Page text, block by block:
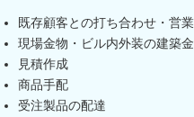
既存顧客との打ち合わせ・営
現場金物・ビル内外装の建築
見積作成
商品手配
受注製品の配達